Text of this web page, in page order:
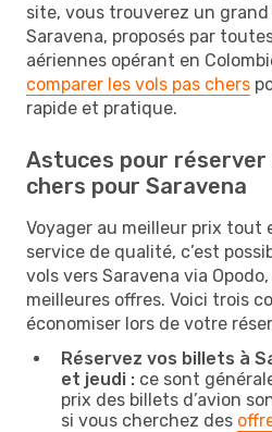
site, vous trouverez un
Saravena, proposés par
aériennes opérant en
comparer les vols pas chers
rapide et pratique.
Astuces pour réserver
chers pour Saravena
Voyager au meilleur prix tout
service de qualité, c’est
vols vers Saravena via
meilleures offres. Voici trois
économiser lors de votre
Réservez vos billets à
et jeudi : ce sont
prix des billets d’avion
si vous cherchez des